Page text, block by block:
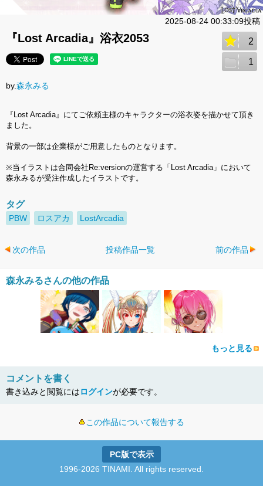
2025-08-24 00:33:09投稿
『Lost Arcadia』浴衣2053 2
1
by.森永みる
『Lost Arcadia』にてご依頼主様のキャラクターの浴衣姿を描かせて頂き
ました。
背景の一部は企業様がご用意したものとなります。
※当イラストは合同会社Re:versionの運営する「Lost Arcadia」において
森永みるが受注作成したイラストです。
タグ
PBW ロスアカ LostArcadia
次の作品 投稿作品一覧 前の作品
森永みるさんの他の作品
もっと見る
コメントを書く
書き込みと閲覧にはログインが必要です。
この作品について報告する
PC版で表示
1996-2026 TINAMI. All rights reserved.